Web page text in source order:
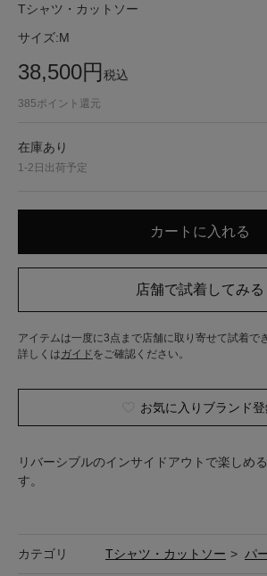
Tシャツ・カットソー
サイズ:M
38,500円税込
385ポイント還元
在庫あり
1-2日出荷予定
アイテムは一度に3点まで店舗に取り寄せて試着で
詳しくはガイド をご確認ください。
お気に入りブランド登
リバーシブルのインサイドアウトで楽しめ
す。
カテゴリ Tシャツ・カットソー > パ